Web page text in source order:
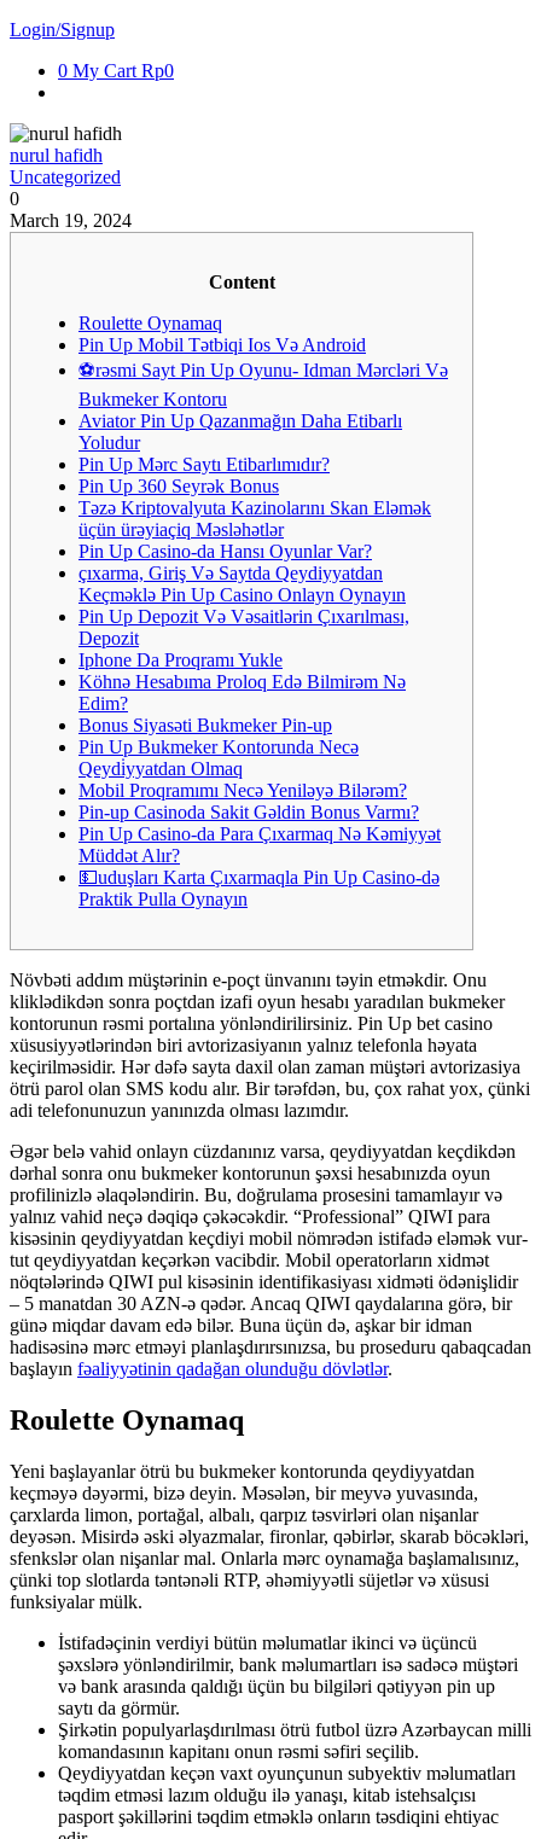
Login/Signup
0 My Cart Rp0
nurul hafidh
Uncategorized
0
March 19, 2024
Content
Roulette Oynamaq
Pin Up Mobil Tətbiqi Ios Və Android
⚽rəsmi Sayt Pin Up Oyunu- Idman Mərcləri Və
Bukmeker Kontoru
Aviator Pin Up Qazanmağın Daha Etibarlı
Yoludur
Pin Up Mərc Saytı Etibarlımıdır?
Pin Up 360 Seyrək Bonus
Təzə Kriptovalyuta Kazinolarını Skan Eləmək
üçün ürəyiaçiq Məsləhətlər
Pin Up Casino-da Hansı Oyunlar Var?
çıxarma, Giriş Və Saytda Qeydiyyatdan
Keçməklə Pin Up Casino Onlayn Oynayın
Pin Up Depozit Və Vəsaitlərin Çıxarılması,
Depozit
Iphone Da Proqramı Yukle
Köhnə Hesabıma Proloq Edə Bilmirəm Nə
Edim?
Bonus Siyasəti Bukmeker Pin-up
Pin Up Bukmeker Kontorunda Necə
Qeydi̇yyatdan Olmaq
Mobil Proqramımı Necə Yeniləyə Bilərəm?
Pin-up Casinoda Sakit Gəldin Bonus Varmı?
Pin Up Casino-da Para Çıxarmaq Nə Kəmiyyət
Müddət Alır?
💵uduşları Karta Çıxarmaqla Pin Up Casino-də
Praktik Pulla Oynayın
Növbəti addım müştərinin e-poçt ünvanını təyin etməkdir. Onu
kliklədikdən sonra poçtdan izafi oyun hesabı yaradılan bukmeker
kontorunun rəsmi portalına yönləndirilirsiniz. Pin Up bet casino
xüsusiyyətlərindən biri avtorizasiyanın yalnız telefonla həyata
keçirilməsidir. Hər dəfə sayta daxil olan zaman müştəri avtorizasiya
ötrü parol olan SMS kodu alır. Bir tərəfdən, bu, çox rahat yox, çünki
adi telefonunuzun yanınızda olması lazımdır.
Əgər belə vahid onlayn cüzdanınız varsa, qeydiyyatdan keçdikdən
dərhal sonra onu bukmeker kontorunun şəxsi hesabınızda oyun
profilinizlə əlaqələndirin. Bu, doğrulama prosesini tamamlayır və
yalnız vahid neçə dəqiqə çəkəcəkdir. “Professional” QIWI para
kisəsinin qeydiyyatdan keçdiyi mobil nömrədən istifadə eləmək vur-
tut qeydiyyatdan keçərkən vacibdir. Mobil operatorların xidmət
nöqtələrində QIWI pul kisəsinin identifikasiyası xidməti ödənişlidir
– 5 manatdan 30 AZN-ə qədər. Ancaq QIWI qaydalarına görə, bir
günə miqdar davam edə bilər. Buna üçün də, aşkar bir idman
hadisəsinə mərc etməyi planlaşdırırsınızsa, bu proseduru qabaqcadan
başlayın fəaliyyətinin qadağan olunduğu dövlətlər.
Roulette Oynamaq
Yeni başlayanlar ötrü bu bukmeker kontorunda qeydiyyatdan
keçməyə dəyərmi, bizə deyin. Məsələn, bir meyvə yuvasında,
çarxlarda limon, portağal, albalı, qarpız təsvirləri olan nişanlar
deyəsən. Misirdə əski əlyazmalar, fironlar, qəbirlər, skarab böcəkləri,
sfenkslər olan nişanlar mal. Onlarla mərc oynamağa başlamalısınız,
çünki top slotlarda təntənəli RTP, əhəmiyyətli süjetlər və xüsusi
funksiyalar mülk.
İstifadəçinin verdiyi bütün məlumatlar ikinci və üçüncü
şəxslərə yönləndirilmir, bank məlumartları isə sadəcə müştəri
və bank arasında qaldığı üçün bu bilgiləri qətiyyən pin up
saytı da görmür.
Şirkətin populyarlaşdırılması ötrü futbol üzrə Azərbaycan milli
komandasının kapitanı onun rəsmi səfiri seçilib.
Qeydiyyatdan keçən vaxt oyunçunun subyektiv məlumatları
təqdim etməsi lazım olduğu ilə yanaşı, kitab istehsalçısı
pasport şəkillərini təqdim etməklə onların təsdiqini ehtiyac